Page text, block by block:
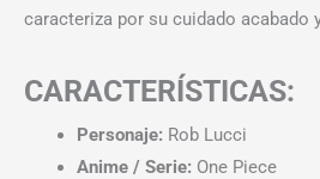
caracteriza por su cuidado acabado
CARACTERÍSTICAS:
Personaje: Rob Lucci
Anime / Serie: One Piece